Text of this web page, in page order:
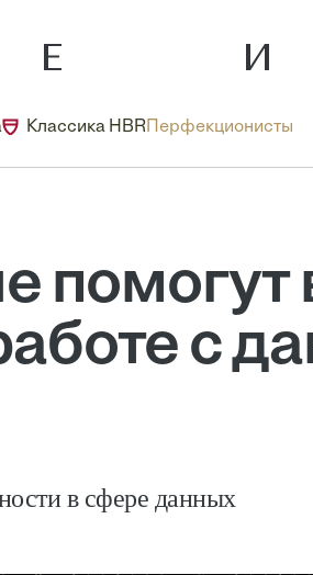
Классика HBR Перфекционисты
с
в сфере данных